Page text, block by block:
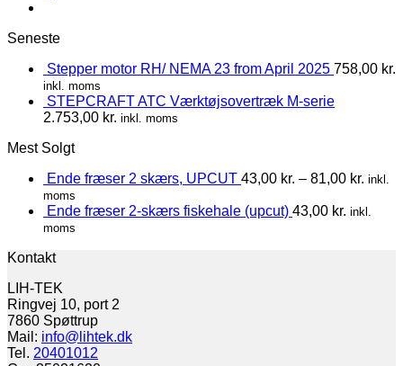
Seneste
Stepper motor RH/ NEMA 23 from April 2025 758,00 kr.
inkl. moms
STEPCRAFT ATC Værktøjsovertræk M-serie
2.753,00 kr. inkl. moms
Mest Solgt
Ende fræser 2 skærs, UPCUT 43,00 kr. – 81,00 kr. inkl.
moms
Ende fræser 2-skærs fiskehale (upcut) 43,00 kr. inkl.
moms
Kontakt
LIH-TEK
Ringvej 10, port 2
7860 Spøttrup
Mail: info@lihtek.dk
Tel. 20401012